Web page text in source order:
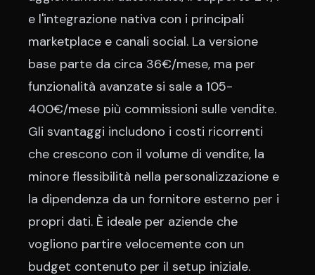
e l'integrazione nativa con i principali
marketplace e canali social. La versione
base parte da circa 36€/mese, ma per
funzionalità avanzate si sale a 105-
400€/mese più commissioni sulle vendite.
Gli svantaggi includono i costi ricorrenti
che crescono con il volume di vendite, la
minore flessibilità nella personalizzazione e
la dipendenza da un fornitore esterno per i
propri dati. È ideale per aziende che
vogliono partire velocemente con un
budget contenuto per il setup iniziale.